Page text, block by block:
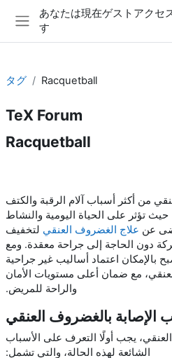
メインコンテンツへスキップする
サイドパネル
あなたは現在ゲストアクセ
す
タグ Racquetball
TeX Forum
Racquetball
من أكثر أسباب آلام الرقبة والكتف
حيث تؤثر على الحياة اليومية والنشاط
عن علاج الغضروف العنقي لتخفيف
دون الحاجة إلى جراحة معقدة. ومع
بالإمكان اعتماد أساليب غير جراحية
مع ضمان أعلى مستويات الأمان
والراحة للمريض.
الإصابة بالغضروف العنقي
يجب أولًا التعرف على الأسباب
الشائعة لهذه الحالة، والتي تشمل: